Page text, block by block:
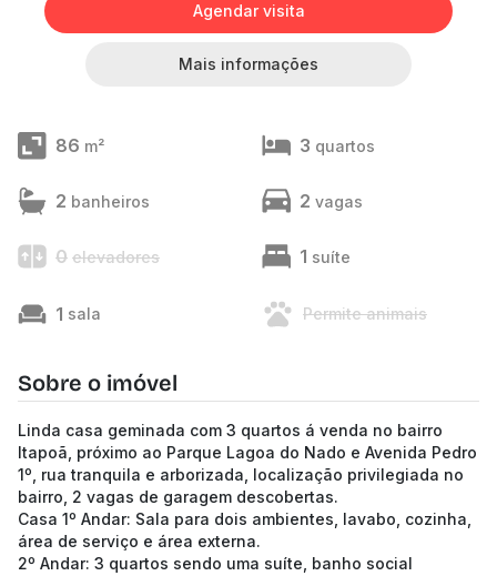
Agendar visita
Mais informações
86 m² 3 quartos
2 banheiros 2 vagas
0 elevadores 1 suíte
1 sala Permite animais
Sobre o imóvel
Linda casa geminada com 3 quartos á venda no bairro
Itapoã, próximo ao Parque Lagoa do Nado e Avenida Pedro
1º, rua tranquila e arborizada, localização privilegiada no
bairro, 2 vagas de garagem descobertas.
Casa 1º Andar: Sala para dois ambientes, lavabo, cozinha,
área de serviço e área externa.
2º Andar: 3 quartos sendo uma suíte, banho social